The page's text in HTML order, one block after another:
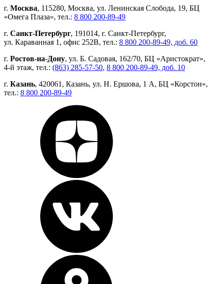
г. Москва, 115280, Москва, ул. Ленинская Слобода, 19, БЦ
«Омега Плаза», тел.: 8 800 200-89-49
г. Санкт-Петербург, 191014, г. Санкт-Петербург,
ул. Караванная 1, офис 252В, тел.: 8 800 200-89-49, доб. 60
г. Ростов-на-Дону, ул. Б. Садовая, 162/70, БЦ «Аристократ»,
4-й этаж, тел.: (863) 285-57-50, 8 800 200-89-49, доб. 10
г. Казань, 420061, Казань, ул. Н. Ершова, 1 А, БЦ «Корстон»,
тел.: 8 800 200-89-49